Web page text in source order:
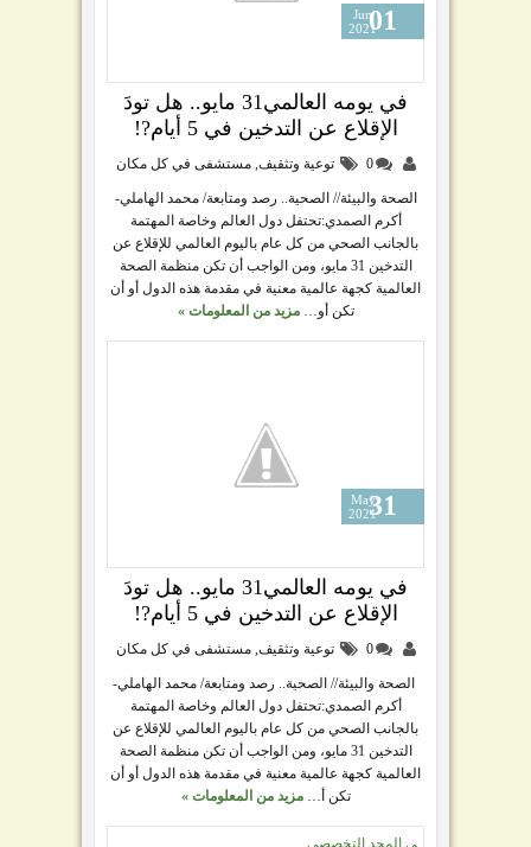
في يومه العالمي31 مايو.. هل تودَ
الإقلاع عن التدخين في 5 أيام?!
0 توعية وتثقيف مستشفى في كل مكان
الصحة والبيئة// الصحية.. رصد ومتابعة/ محمد الهاملي-
أكرم الصمدي:تحتفل دول العالم وخاصة المهتمة
بالجانب الصحي من كل عام باليوم العالمي للإقلاع عن
التدخين 31 مايو، ومن الواجب أن تكن منظمة الصحة
العالمية كجهة عالمية معنية في مقدمة هذه الدول أو أن
تكن أو…
مزيد من المعلومات »
01
Jun
2021
في يومه العالمي31 مايو.. هل تودَ
الإقلاع عن التدخين في 5 أيام?!
0 توعية وتثقيف مستشفى في كل مكان
الصحة والبيئة// الصحية.. رصد ومتابعة/ محمد الهاملي-
أكرم الصمدي:تحتفل دول العالم وخاصة المهتمة
بالجانب الصحي من كل عام باليوم العالمي للإقلاع عن
التدخين 31 مايو، ومن الواجب أن تكن منظمة الصحة
العالمية كجهة عالمية معنية في مقدمة هذه الدول أو أن
تكن أ…
مزيد من المعلومات »
31
May
2021